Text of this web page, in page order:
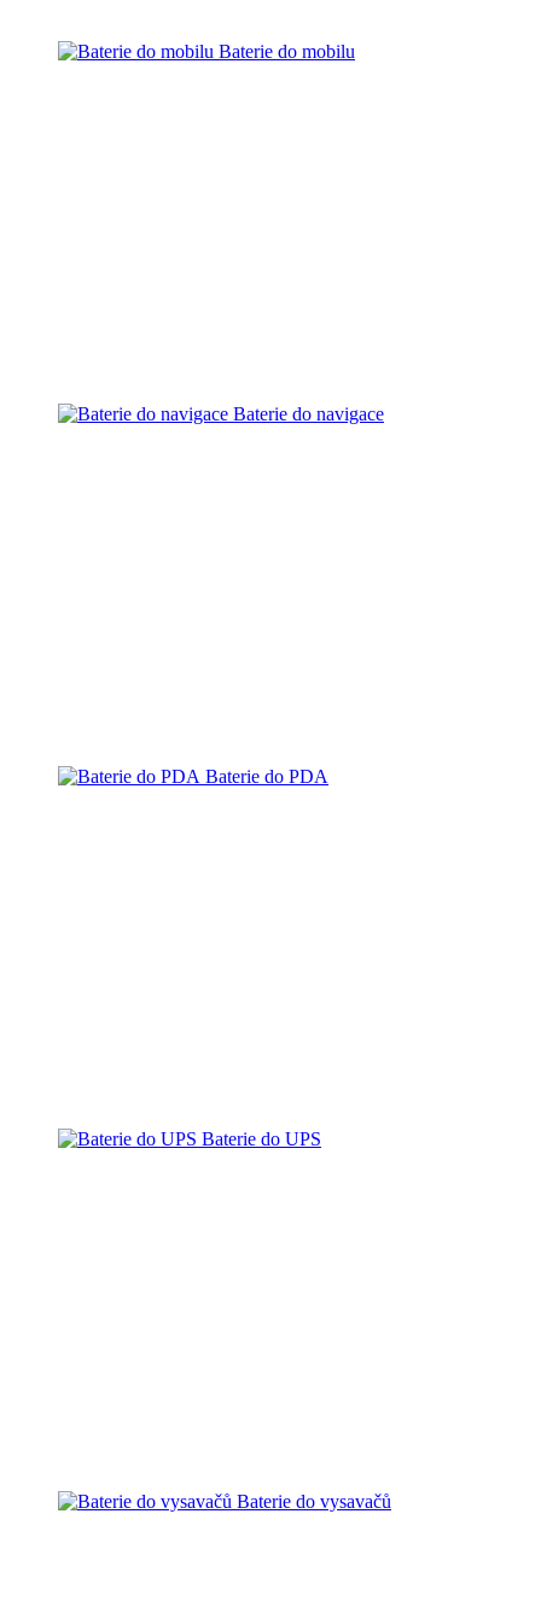
Baterie do mobilu
Baterie do navigace
Baterie do PDA
Baterie do UPS
Baterie do vysavačů